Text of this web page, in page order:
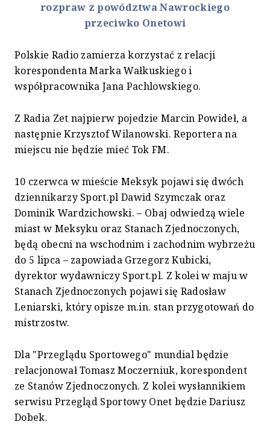
rozpraw z powództwa Nawrockiego
przeciwko Onetowi
Polskie Radio zamierza korzystać z relacji
korespondenta Marka Wałkuskiego i
współpracownika Jana Pachlowskiego.
Z Radia Zet najpierw pojedzie Marcin Powideł, a
następnie Krzysztof Wilanowski. Reportera na
miejscu nie będzie mieć Tok FM.
10 czerwca w mieście Meksyk pojawi się dwóch
dziennikarzy Sport.pl Dawid Szymczak oraz
Dominik Wardzichowski. – Obaj odwiedzą wiele
miast w Meksyku oraz Stanach Zjednoczonych,
będą obecni na wschodnim i zachodnim wybrzeżu
do 5 lipca – zapowiada Grzegorz Kubicki,
dyrektor wydawniczy Sport.pl. Z kolei w maju w
Stanach Zjednoczonych pojawi się Radosław
Leniarski, który opisze m.in. stan przygotowań do
mistrzostw.
Dla "Przeglądu Sportowego" mundial będzie
relacjonował Tomasz Moczerniuk, korespondent
ze Stanów Zjednoczonych. Z kolei wysłannikiem
serwisu Przegląd Sportowy Onet będzie Dariusz
Dobek.